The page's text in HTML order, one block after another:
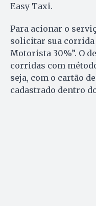
Easy Taxi.
Para acionar o
solicitar sua corrida
Motorista 30%”. O
corridas com
seja, com o cartão
cadastrado dentro